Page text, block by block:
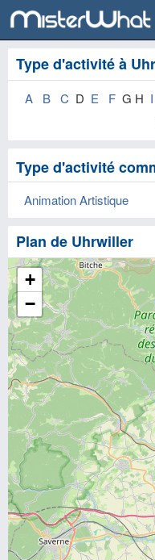
Type d'activité à
A B C D E F G H I
Type d'activité
Animation Artistique
Plan de Uhrwiller
+
−